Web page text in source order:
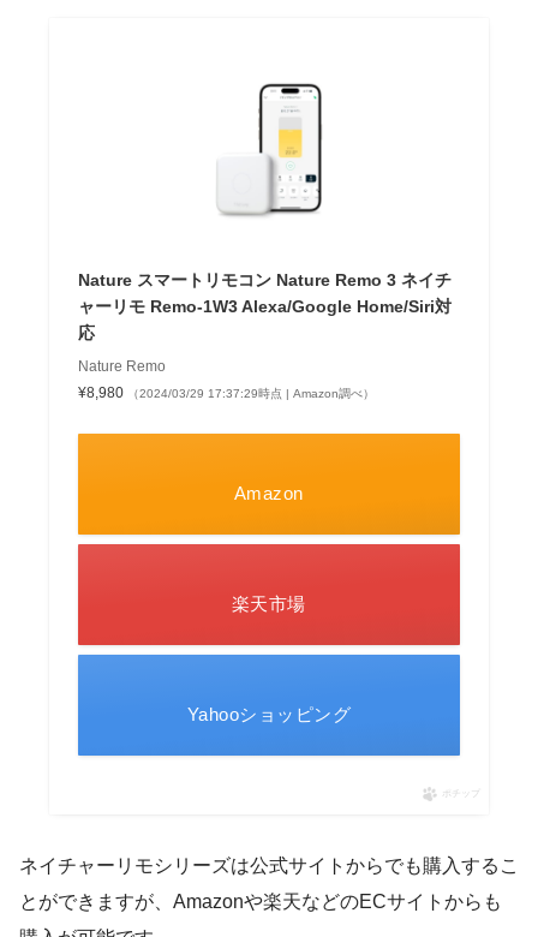
Nature スマートリモコン Nature Remo 3 ネイチ
ャーリモ Remo-1W3 Alexa/Google Home/Siri対
応
Nature Remo
¥8,980
（2024/03/29 17:37:29時点 | Amazon調べ）
Amazon
楽天市場
Yahooショッピング
ポチップ
ネイチャーリモシリーズは公式サイトからでも購入するこ
とができますが、Amazonや楽天などのECサイトからも